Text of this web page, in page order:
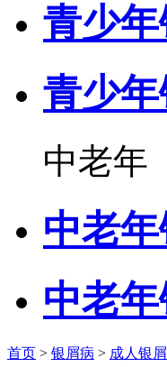
青少
青少
中老年
中老
中老
首页 > 银屑病 > 成人银